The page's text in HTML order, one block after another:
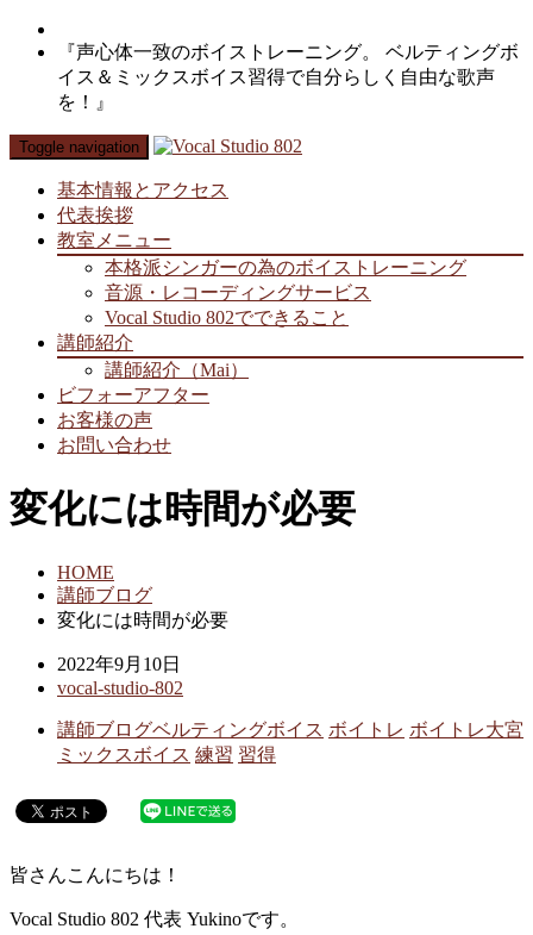
『声心体一致のボイストレーニング。 ベルティングボ
イス＆ミックスボイス習得で自分らしく自由な歌声
を！』
Toggle navigation
基本情報とアクセス
代表挨拶
教室メニュー
本格派シンガーの為のボイストレーニング
音源・レコーディングサービス
Vocal Studio 802でできること
講師紹介
講師紹介（Mai）
ビフォーアフター
お客様の声
お問い合わせ
変化には時間が必要
HOME
講師ブログ
変化には時間が必要
2022年9月10日
vocal-studio-802
講師ブログベルティングボイス ボイトレ ボイトレ大宮
ミックスボイス 練習 習得
皆さんこんにちは！
Vocal Studio 802 代表 Yukinoです。